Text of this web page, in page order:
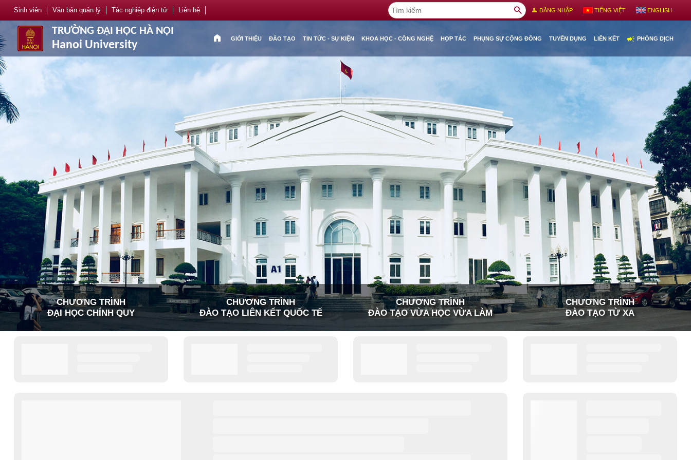
Sinh viên Văn bản quản lý Tác nghiệp điện tử Liên hệ search person ĐĂNG NHẬP TIẾNG VIỆT ENGLISH
TRƯỜNG ĐẠI HỌC HÀ NỘI
Hanoi University
home GIỚI THIỆU ĐÀO TẠO TIN TỨC - SỰ KIỆN KHOA HỌC - CÔNG NGHỆ HỢP TÁC PHỤNG SỰ CỘNG ĐỒNG TUYỂN DỤNG LIÊN KẾT campaign PHÒNG DỊCH
CHƯƠNG TRÌNH
ĐẠI HỌC CHÍNH QUY
CHƯƠNG TRÌNH
ĐÀO TẠO LIÊN KẾT QUỐC TẾ
CHƯƠNG TRÌNH
ĐÀO TẠO VỪA HỌC VỪA LÀM
CHƯƠNG TRÌNH
ĐÀO TẠO TỪ XA